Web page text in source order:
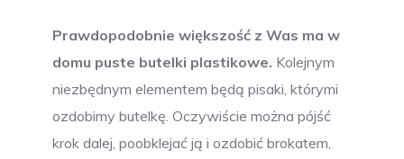
Prawdopodobnie większość z Was ma w
domu puste butelki plastikowe. Kolejnym
niezbędnym elementem będą pisaki, którymi
ozdobimy butelkę. Oczywiście można pójść
krok dalej, poobklejać ją i ozdobić brokatem,